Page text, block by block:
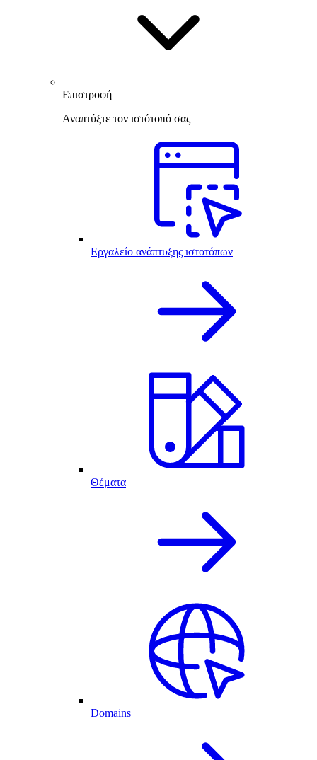
Επιστροφή
Αναπτύξτε τον ιστότοπό σας
Εργαλείο ανάπτυξης ιστοτόπων
Θέματα
Domains